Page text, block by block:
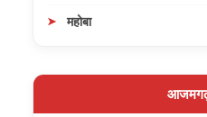
महोबा